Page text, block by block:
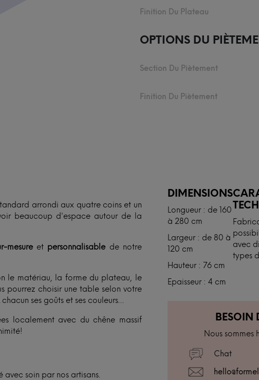
Finition Du Plateau
OPTIONS DU
Section Du Piètement
Finition Du Piètement
arrondi aux quatre coins et un
beaucoup d'espace autour de la
mesureet personnalisablede notre
le matériau, la forme du plateau, le
pourrez choisir une table selon votre
ses goûts et ses couleurs…
localement avec du chêne massif
avec soin par nos artisans.
DIMENSIONS
Longueur : de 160
à 280 cm
Largeur : de 80 à
120 cm
Hauteur : 76 cm
Epaisseur : 4 cm
avec
types
BESOIN
Nous sommes
Chat